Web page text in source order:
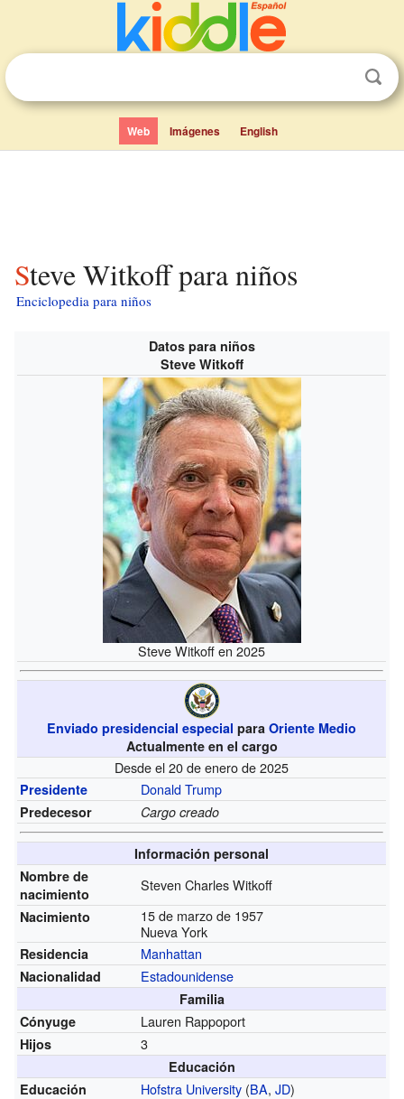
Web Imágenes English
Steve Witkoff para niños
Enciclopedia para niños
Datos para niños
Steve Witkoff
Steve Witkoff en 2025
Enviado presidencial especial paraOriente Medio
Actualmente en el cargo
Desde el 20 de enero de 2025
Presidente Donald Trump
Predecesor Cargo creado
Información personal
Nombre de
nacimiento
Steven Charles Witkoff
Nacimiento
15 de marzo de 1957
Nueva York
Residencia Manhattan
Nacionalidad Estadounidense
Familia
Cónyuge
Lauren Rappoport
Hijos 3
Educación
Educación
Hofstra University (BA,JD)